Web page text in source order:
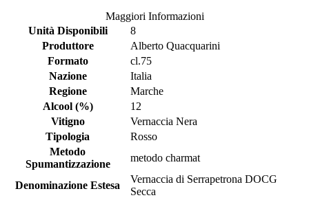
Maggiori Informazioni
Unità Disponibili
8
Produttore
Alberto Quacquarini
Formato
cl.75
Nazione
Italia
Regione
Marche
Alcool (%)
12
Vitigno
Vernaccia Nera
Tipologia
Rosso
Metodo
Spumantizzazione
metodo charmat
Denominazione Estesa
Vernaccia di Serrapetrona DOCG
Secca